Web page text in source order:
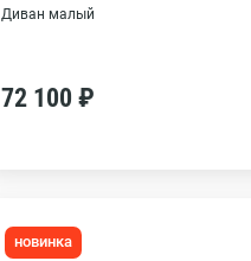
Диван малый
72 100 ₽
новинка